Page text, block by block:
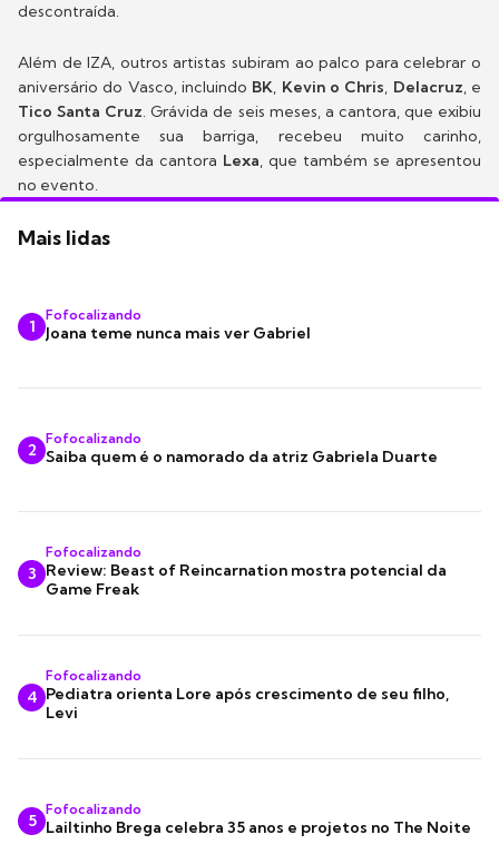
descontraída.
Além de IZA, outros artistas subiram ao palco para celebrar o
aniversário do Vasco, incluindo BK, Kevin o Chris, Delacruz, e
Tico Santa Cruz. Grávida de seis meses, a cantora, que exibiu
orgulhosamente sua barriga, recebeu muito carinho,
especialmente da cantora Lexa, que também se apresentou
no evento.
Mais lidas
1
Fofocalizando
Joana teme nunca mais ver Gabriel
2
Fofocalizando
Saiba quem é o namorado da atriz Gabriela Duarte
3
Fofocalizando
Review: Beast of Reincarnation mostra potencial da
Game Freak
4
Fofocalizando
Pediatra orienta Lore após crescimento de seu filho,
Levi
5
Fofocalizando
Lailtinho Brega celebra 35 anos e projetos no The Noite